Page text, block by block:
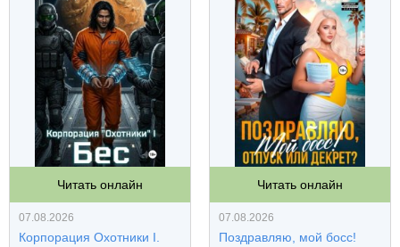
Читать онлайн
07.08.2026
Корпорация Охотники I.
Читать онлайн
07.08.2026
Поздравляю, мой босс!